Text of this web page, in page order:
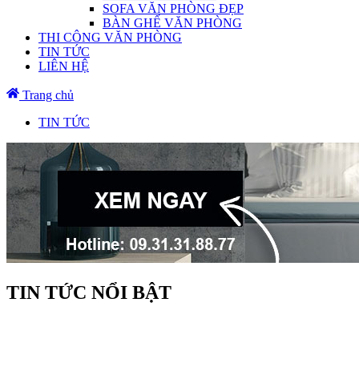
SOFA VĂN PHÒNG ĐẸP
BÀN GHẾ VĂN PHÒNG
THI CÔNG VĂN PHÒNG
TIN TỨC
LIÊN HỆ
Trang chủ
TIN TỨC
TIN TỨC NỔI BẬT